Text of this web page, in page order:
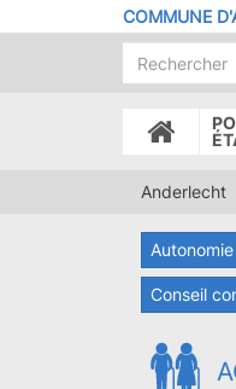
au
COMMUNE
ACCUEIL
Anderlecht
Conseil